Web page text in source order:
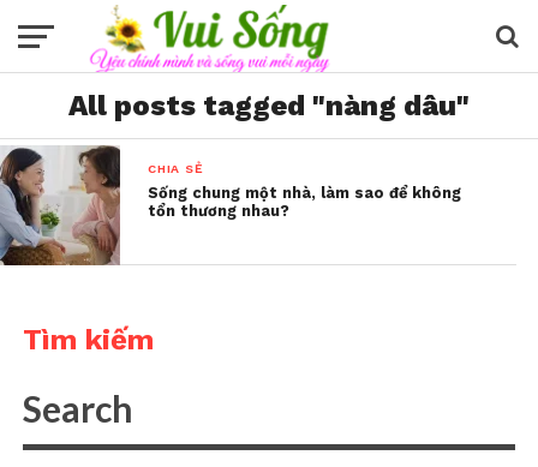
All posts tagged "nàng dâu"
CHIA SẺ
Sống chung một nhà, làm sao để không
tổn thương nhau?
Tìm kiếm